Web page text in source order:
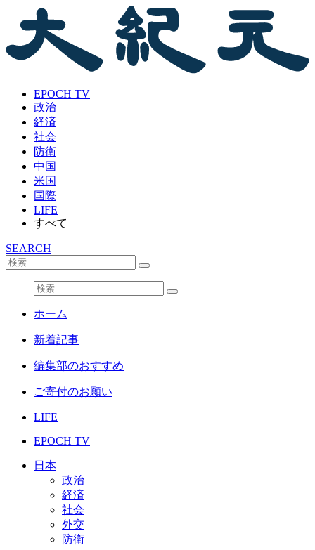
EPOCH TV
政治
経済
社会
防衛
中国
米国
国際
LIFE
すべて
SEARCH
ホーム
新着記事
編集部のおすすめ
ご寄付のお願い
LIFE
EPOCH TV
日本
政治
経済
社会
外交
防衛